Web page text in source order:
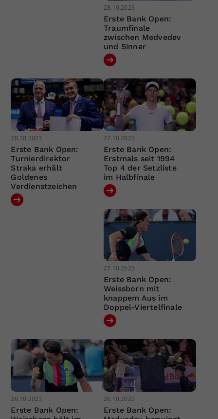
28.10.2023
Erste Bank Open:
Traumfinale
zwischen Medvedev
und Sinner
28.10.2023
Erste Bank Open:
Turnierdirektor
Straka erhält
Goldenes
Verdienstzeichen
27.10.2023
Erste Bank Open:
Erstmals seit 1994
Top 4 der Setzliste
im Halbfinale
27.10.2023
Erste Bank Open:
Weissborn mit
knappem Aus im
Doppel-Viertelfinale
26.10.2023
Erste Bank Open:
26.10.2023
Erste Bank Open: